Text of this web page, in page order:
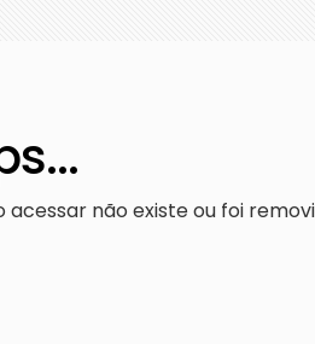
não existe ou foi